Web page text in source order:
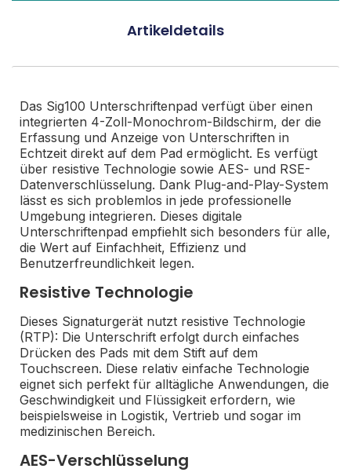
Artikeldetails
Das Sig100 Unterschriftenpad verfügt über einen
integrierten 4-Zoll-Monochrom-Bildschirm, der die
Erfassung und Anzeige von Unterschriften in
Echtzeit direkt auf dem Pad ermöglicht. Es verfügt
über resistive Technologie sowie AES- und RSE-
Datenverschlüsselung. Dank Plug-and-Play-System
lässt es sich problemlos in jede professionelle
Umgebung integrieren. Dieses digitale
Unterschriftenpad empfiehlt sich besonders für alle,
die Wert auf Einfachheit, Effizienz und
Benutzerfreundlichkeit legen.
Resistive Technologie
Dieses Signaturgerät nutzt resistive Technologie
(RTP): Die Unterschrift erfolgt durch einfaches
Drücken des Pads mit dem Stift auf dem
Touchscreen. Diese relativ einfache Technologie
eignet sich perfekt für alltägliche Anwendungen, die
Geschwindigkeit und Flüssigkeit erfordern, wie
beispielsweise in Logistik, Vertrieb und sogar im
medizinischen Bereich.
AES-Verschlüsselung